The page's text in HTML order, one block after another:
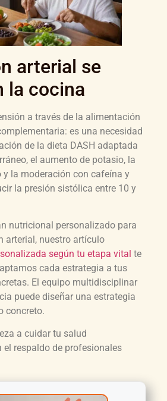
arterial se
la cocina
a través de la alimentación
es una necesidad
de la dieta DASH adaptada
el aumento de potasio, la
y la moderación con cafeína y
la presión sistólica entre 10 y
nutricional personalizado para
arterial, nuestro artículo
según tu etapa vital te
cada estrategia a tus
El equipo multidisciplinar
puede diseñar una estrategia
concreto.
a cuidar tu salud
respaldo de profesionales